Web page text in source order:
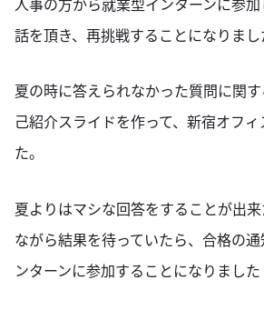
人事の方から就業型インターンに参
話を頂き、再挑戦することになりまし
夏の時に答えられなかった質問に関
己紹介スライドを作って、新宿オフ
た。
夏よりはマシな回答をすることが出
ながら結果を待っていたら、合格の
ンターンに参加することになりました